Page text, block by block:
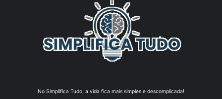
No Simplifica Tudo, a vida fica mais simples e descomplicada!